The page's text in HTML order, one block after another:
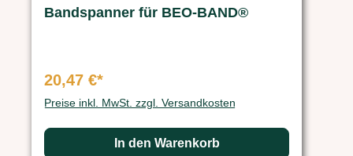
Bandspanner für BEO-BAND®
20,47 €*
Preise inkl. MwSt. zzgl. Versandkosten
In den Warenkorb